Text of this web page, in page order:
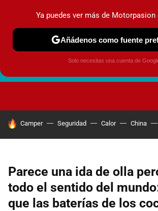
HOY SE HABLA DE
Camper Seguridad Calor China
Parece una ida de olla
todo el sentido del
que las baterías de los
Ya puedes ver más de Motorpasion
Añádenos como fuente
Solo necesitas una cuenta de